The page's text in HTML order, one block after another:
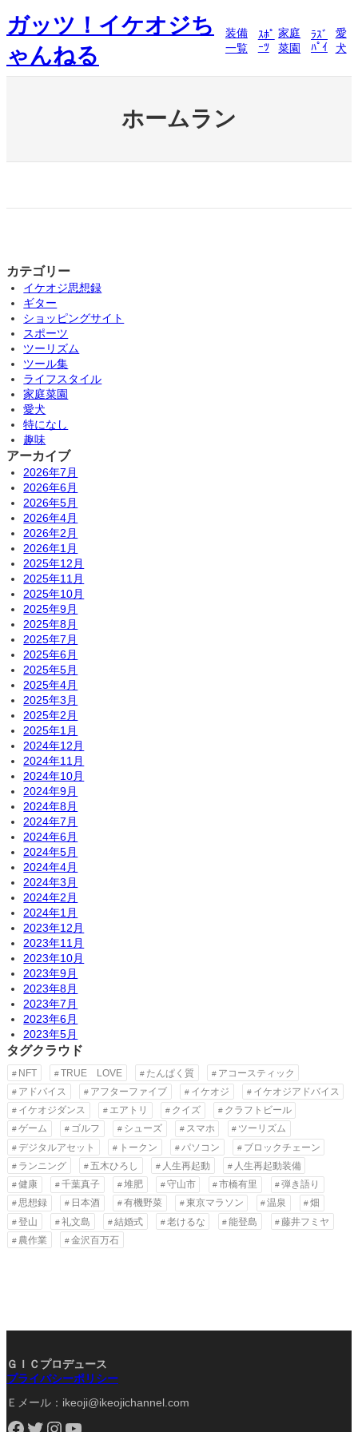
容
ス
キ
ガッツ！イケオジち
ゃんねる
装備
一覧
ｽﾎﾟ
ｰﾂ
家庭
菜園
ﾗｽﾞ
ﾊﾟｲ
愛
犬
ホームラン
カテゴリー
イケオジ思想録
ギター
ショッピングサイト
スポーツ
ツーリズム
ツール集
ライフスタイル
家庭菜園
愛犬
特になし
趣味
アーカイブ
2026年7月
2026年6月
2026年5月
2026年4月
2026年2月
2026年1月
2025年12月
2025年11月
2025年10月
2025年9月
2025年8月
2025年7月
2025年6月
2025年5月
2025年4月
2025年3月
2025年2月
2025年1月
2024年12月
2024年11月
2024年10月
2024年9月
2024年8月
2024年7月
2024年6月
2024年5月
2024年4月
2024年3月
2024年2月
2024年1月
2023年12月
2023年11月
2023年10月
2023年9月
2023年8月
2023年7月
2023年6月
2023年5月
タグクラウド
NFT TRUE LOVE たんぱく質
アコースティック
アドバイス
アフターファイブ イケオジ
イケオジアドバイス
イケオジダンス
エアトリ クイズ
クラフトビール
ゲーム
ゴルフ シューズ スマホ
ツーリズム
デジタルアセット
トークン パソコン
ブロックチェーン
ランニング
五木ひろし 人生再起動
人生再起動装備
健康
千葉真子 堆肥 守山市 市橋有里
弾き語り
思想録
日本酒 有機野菜 東京マラソン 温泉
畑
登山
礼文島 結婚式 老けるな 能登島
藤井フミヤ
農作業
金沢百万石
ＧＩＣプロデュース
プライバシーポリシー
Ｅメール：ikeoji@ikeojichannel.com
Facebook Twitter Instagram YouTube